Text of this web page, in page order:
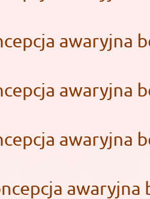
awaryjna
awaryjna
awaryjna
awaryjna